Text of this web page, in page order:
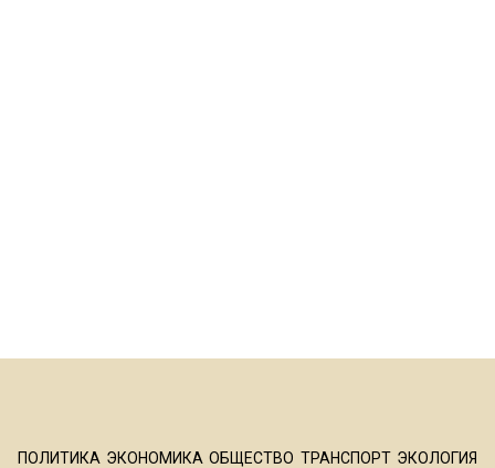
ПОЛИТИКА ЭКОНОМИКА ОБЩЕСТВО ТРАНСПОРТ ЭКОЛОГИЯ